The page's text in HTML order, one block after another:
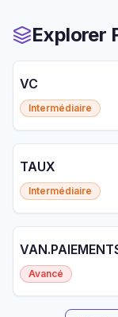
Explorer
VC
Intermédiaire
TAUX
Intermédiaire
Avancé